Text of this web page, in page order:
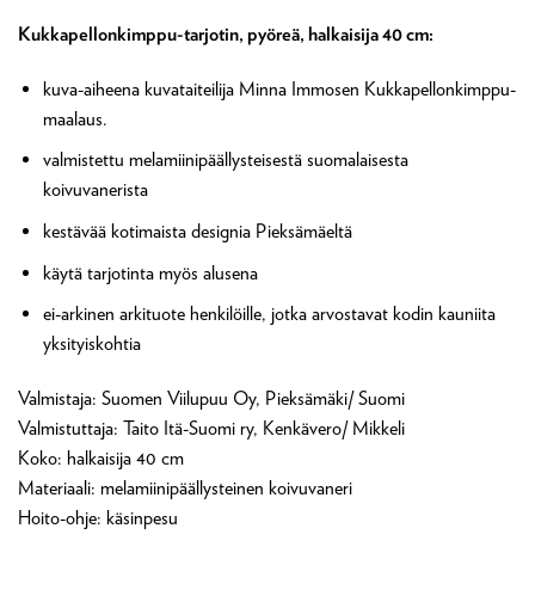
Kukkapellonkimppu-tarjotin, pyöreä, halkaisija 40 cm:
kuva-aiheena kuvataiteilija Minna Immosen Kukkapellonkimppu-
maalaus.
valmistettu melamiinipäällysteisestä suomalaisesta
koivuvanerista
kestävää kotimaista designia Pieksämäeltä
käytä tarjotinta myös alusena
ei-arkinen arkituote henkilöille, jotka arvostavat kodin kauniita
yksityiskohtia
Valmistaja: Suomen Viilupuu Oy, Pieksämäki/ Suomi
Valmistuttaja: Taito Itä-Suomi ry, Kenkävero/ Mikkeli
Koko: halkaisija 40 cm
Materiaali: melamiinipäällysteinen koivuvaneri
Hoito-ohje: käsinpesu